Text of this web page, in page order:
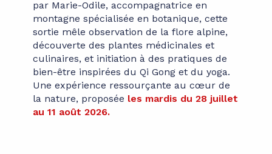
par Marie-Odile, accompagnatrice en
montagne spécialisée en botanique, cette
sortie mêle observation de la flore alpine,
découverte des plantes médicinales et
culinaires, et initiation à des pratiques de
bien-être inspirées du Qi Gong et du yoga.
Une expérience ressourçante au cœur de
la nature, proposée les mardis du 28 juillet
au 11 août 2026.